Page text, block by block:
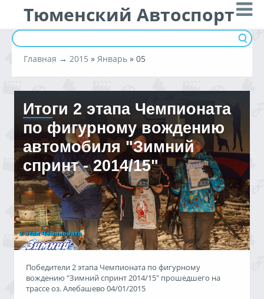
Тюменский Автоспорт
Главная → 2015 » Январь » 05
Итоги 2 этапа Чемпионата
по фигурному вождению
автомобиля "Зимний
спринт - 2014/15"
Победители 2 этапа Чемпионата по фигурному
вождению "Зимний спринт 2014/15" прошедшего на
трассе оз. Алебашево 04/01/2015